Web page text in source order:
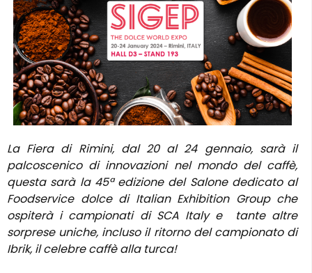
La Fiera di Rimini, dal 20 al 24 gennaio, sarà il
palcoscenico di innovazioni nel mondo del caffè,
questa sarà la 45ª edizione del Salone dedicato al
Foodservice dolce di Italian Exhibition Group che
ospiterà i campionati di SCA Italy e tante altre
sorprese uniche, incluso il ritorno del campionato di
Ibrik, il celebre caffè alla turca!